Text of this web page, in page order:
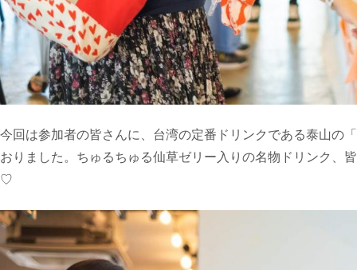
今回は参加者の皆さんに、台湾の定番ドリンクである泰山の「
おりました。ちゅるちゅる仙草ゼリー入りの名物ドリンク、
♡